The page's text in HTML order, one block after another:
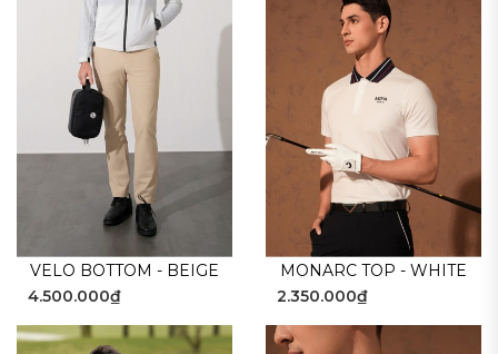
VELO BOTTOM - BEIGE
4.500.000₫
MONARC TOP - WHITE
2.350.000₫